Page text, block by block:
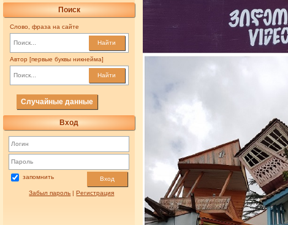
Поиск
Слово, фраза на сайте
Найти
Автор [первые буквы никнейма]
Найти
Случайные данные
Вход
запомнить Вход
Забыл пароль |Регистрация